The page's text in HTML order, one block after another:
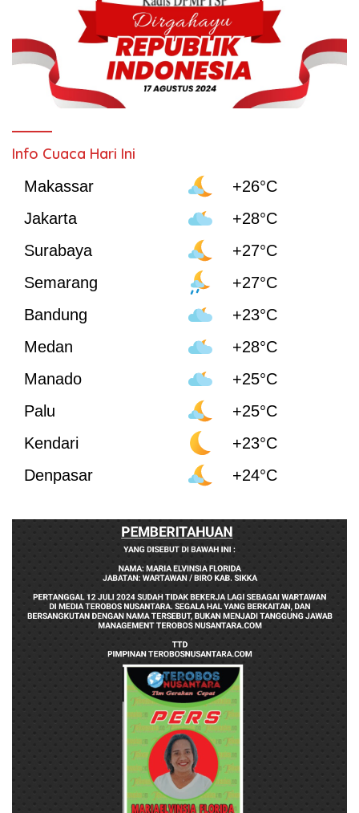
Info Cuaca Hari Ini
Makassar
+26°C
Jakarta
+28°C
Surabaya
+27°C
Semarang
+27°C
Bandung
+23°C
Medan
+28°C
Manado
+25°C
Palu
+25°C
Kendari
+23°C
Denpasar
+24°C